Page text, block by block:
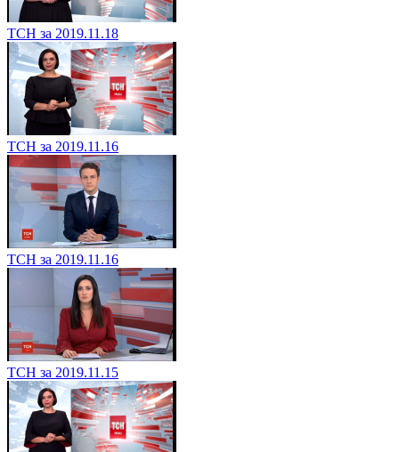
ТСН за 2019.11.18
ТСН за 2019.11.16
ТСН за 2019.11.16
ТСН за 2019.11.15